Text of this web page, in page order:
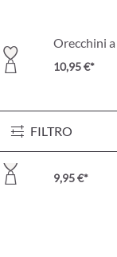
FILTRO
Orecchini
10,95 €*
Partly
Creoli -
9,95 €*